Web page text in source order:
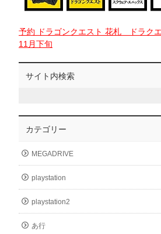
予約 ドラゴンクエスト 花札 ドラク
11月下旬
サイト内検索
カテゴリー
MEGADRIVE
playstation
playstation2
あ行